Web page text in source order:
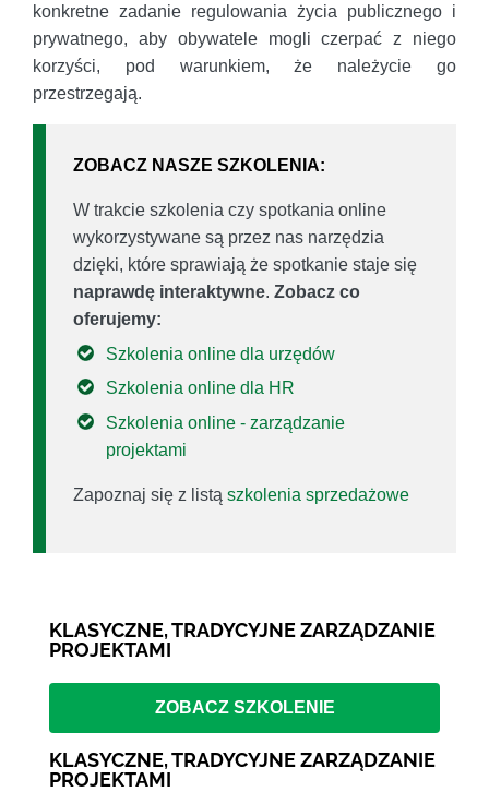
konkretne zadanie regulowania życia publicznego i
prywatnego, aby obywatele mogli czerpać z niego
korzyści, pod warunkiem, że należycie go
przestrzegają.
ZOBACZ NASZE SZKOLENIA:
W trakcie szkolenia czy spotkania online
wykorzystywane są przez nas narzędzia
dzięki, które sprawiają że spotkanie staje się
naprawdę interaktywne. Zobacz co
oferujemy:
Szkolenia online dla urzędów
Szkolenia online dla HR
Szkolenia online - zarządzanie
projektami
Zapoznaj się z listą szkolenia sprzedażowe
KLASYCZNE, TRADYCYJNE ZARZĄDZANIE
PROJEKTAMI
ZOBACZ SZKOLENIE
KLASYCZNE, TRADYCYJNE ZARZĄDZANIE
PROJEKTAMI